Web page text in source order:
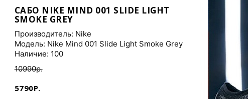
САБО NIKE MIND 001 SLIDE LIGHT
SMOKE GREY
Производитель: Nike
Модель: Nike Mind 001 Slide Light Smoke Grey
Наличие: 100
10990р.
5790Р.